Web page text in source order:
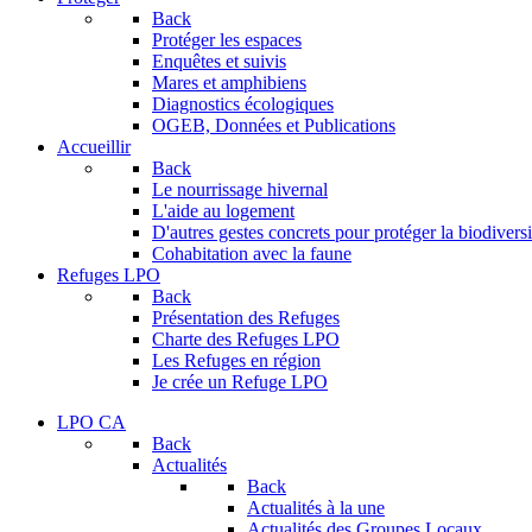
Back
Protéger les espaces
Enquêtes et suivis
Mares et amphibiens
Diagnostics écologiques
OGEB, Données et Publications
Accueillir
Back
Le nourrissage hivernal
L'aide au logement
D'autres gestes concrets pour protéger la
Cohabitation avec la faune
Refuges LPO
Back
Présentation des Refuges
Charte des Refuges LPO
Les Refuges en région
Je crée un Refuge LPO
LPO CA
Back
Actualités
Back
Actualités à la une